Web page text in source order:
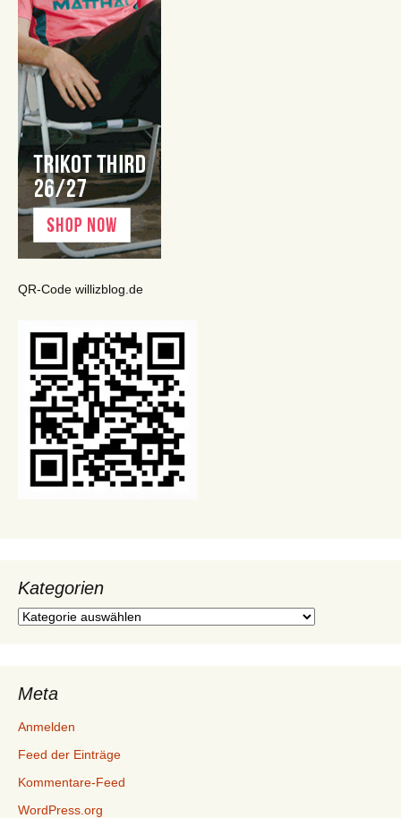
QR-Code willizblog.de
Kategorien
Kategorien
Meta
Anmelden
Feed der Einträge
Kommentare-Feed
WordPress.org